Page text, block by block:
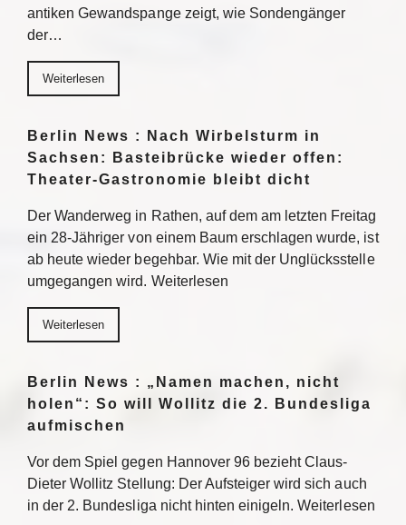
antiken Gewandspange zeigt, wie Sondengänger
der…
Weiterlesen
Berlin News : Nach Wirbelsturm in
Sachsen: Basteibrücke wieder offen:
Theater-Gastronomie bleibt dicht
Der Wanderweg in Rathen, auf dem am letzten Freitag
ein 28-Jähriger von einem Baum erschlagen wurde, ist
ab heute wieder begehbar. Wie mit der Unglücksstelle
umgegangen wird. Weiterlesen
Weiterlesen
Berlin News : „Namen machen, nicht
holen“: So will Wollitz die 2. Bundesliga
aufmischen
Vor dem Spiel gegen Hannover 96 bezieht Claus-
Dieter Wollitz Stellung: Der Aufsteiger wird sich auch
in der 2. Bundesliga nicht hinten einigeln. Weiterlesen